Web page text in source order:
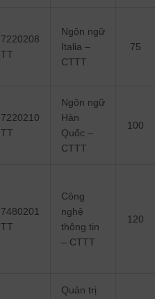
7220208
TT
Ngôn ngữ
Italia –
CTTT
75
7220210
TT
Ngôn ngữ
Hàn
Quốc –
CTTT
100
7480201
TT
Công
nghệ
thông tin
– CTTT
120
Quản trị